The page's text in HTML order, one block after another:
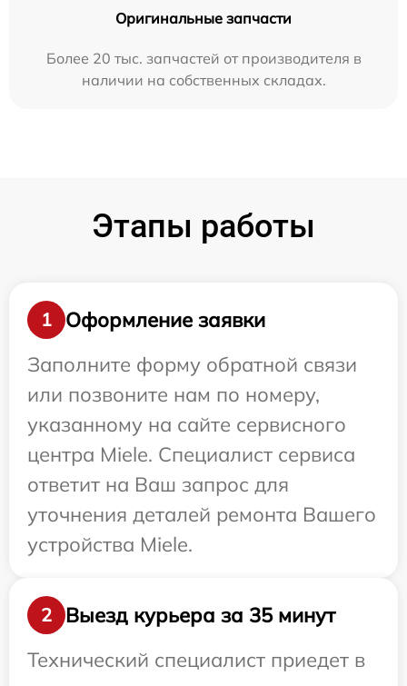
Оригинальные запчасти
Более 20 тыс. запчастей от производителя в
наличии на собственных складах.
Этапы работы
1
Оформление заявки
Заполните форму обратной связи
или позвоните нам по номеру,
указанному на сайте сервисного
центра Miele. Специалист сервиса
ответит на Ваш запрос для
уточнения деталей ремонта Вашего
устройства Miele.
2
Выезд курьера за 35 минут
Технический специалист приедет в